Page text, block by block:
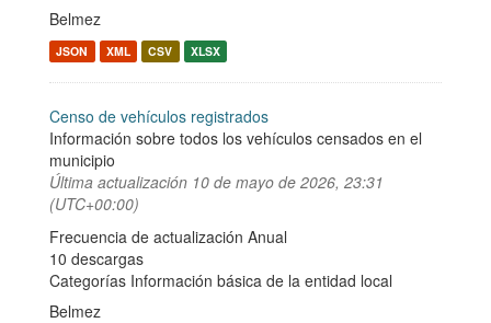
Belmez
JSON XML CSV XLSX
Censo de vehículos registrados
Información sobre todos los vehículos censados en el
municipio
Última actualización 10 de mayo de 2026, 23:31
(UTC+00:00)
Frecuencia de actualización Anual
10 descargas
Categorías Información básica de la entidad local
Belmez